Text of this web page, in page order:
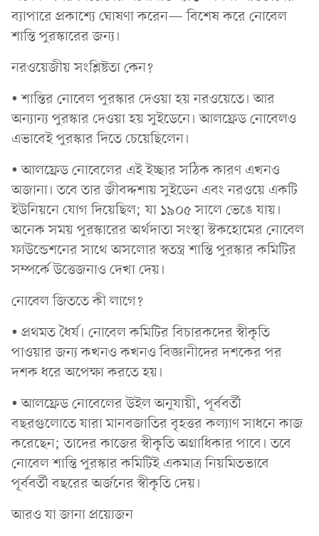
ব্যাপারে প্রকাশ্যে ঘোষণা করেন— বিশেষ করে নোবেল
শান্তি পুরস্কারের জন্য।
নরওয়েজীয় সংশ্লিষ্টতা কেন?
• শান্তির নোবেল পুরস্কার দেওয়া হয় নরওয়েতে। আর
অন্যান্য পুরস্কার দেওয়া হয় সুইডেনে। আলফ্রেড নোবেলও
এভাবেই পুরস্কার দিতে চেয়েছিলেন।
• আলফ্রেড নোবেলের এই ইচ্ছার সঠিক কারণ এখনও
অজানা। তবে তার জীবদ্দশায় সুইডেন এবং নরওয়ে একটি
ইউনিয়নে যোগ দিয়েছিল; যা ১৯০৫ সালে ভেঙে যায়।
অনেক সময় পুরস্কারের অর্থদাতা সংস্থা স্টকহোমের নোবেল
ফাউন্ডেশনের সাথে অসলোর স্বতন্ত্র শান্তি পুরস্কার কমিটির
সম্পর্কে উত্তেজনাও দেখা দেয়।
নোবেল জিততে কী লাগে?
• প্রথমত ধৈর্য। নোবেল কমিটির বিচারকদের স্বীকৃতি
পাওয়ার জন্য কখনও কখনও বিজ্ঞানীদের দশকের পর
দশক ধরে অপেক্ষা করতে হয়।
• আলফ্রেড নোবেলের উইল অনুযায়ী, পূর্ববর্তী
বছরগুলোতে যারা মানবজাতির বৃহত্তর কল্যাণ সাধনে কাজ
করেছেন; তাদের কাজের স্বীকৃতি অগ্রাধিকার পাবে। তবে
নোবেল শান্তি পুরস্কার কমিটিই একমাত্র নিয়মিতভাবে
পূর্ববর্তী বছরের অর্জনের স্বীকৃতি দেয়।
আরও যা জানা প্রয়োজন